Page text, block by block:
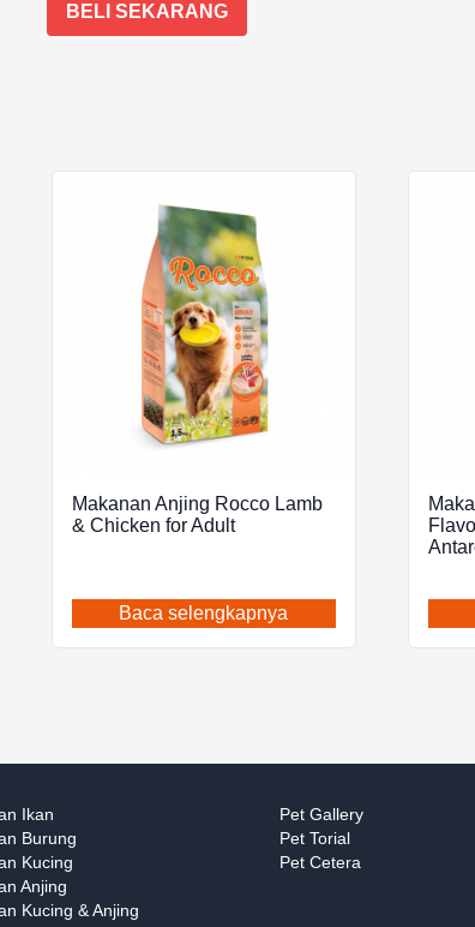
BELI SEKARANG
Makanan Anjing Rocco Lamb
& Chicken for Adult
Baca selengkapnya
Ikan
Burung
Kucing
Anjing
Kucing & Anjing
Pet Gallery
Pet Torial
Pet Cetera